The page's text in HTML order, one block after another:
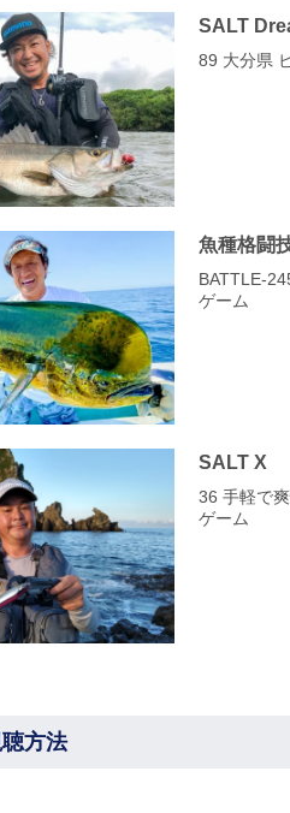
SALT
89 大分県
魚種格闘
BATTLE-
ゲーム
SALT X
36 手軽で
ゲーム
方法